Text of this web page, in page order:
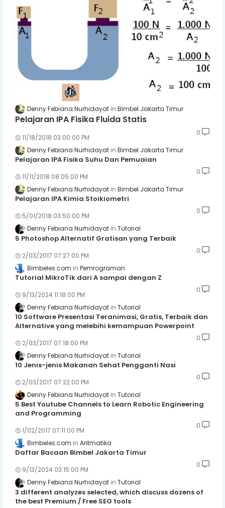
Denny Febiana Nurhidayat Bimbel Jakarta Timur
Pelajaran IPA Fisika Fluida Statis
11/18/2018 03:00:00 PM
0
Denny Febiana Nurhidayat Bimbel Jakarta Timur
Pelajaran IPA Fisika Suhu Dan Pemuaian
11/11/2018 08:05:00 PM
0
Denny Febiana Nurhidayat Bimbel Jakarta Timur
Pelajaran IPA Kimia Stoikiometri
5/01/2018 03:50:00 PM
0
Denny Febiana Nurhidayat Tutorial
5 Photoshop Alternatif Gratisan yang Terbaik
2/03/2017 07:27:00 PM
0
Bimbeles.com Pemrograman
Tutorial MikroTik dari A sampai dengan Z
9/13/2024 11:18:00 PM
0
Denny Febiana Nurhidayat Tutorial
10 Software Presentasi Teranimasi, Gratis, Terbaik dan
Alternative yang melebihi kemampuan Powerpoint
2/03/2017 07:18:00 PM
0
Denny Febiana Nurhidayat Tutorial
10 Jenis-jenis Makanan Sehat Pengganti Nasi
2/03/2017 07:22:00 PM
0
Denny Febiana Nurhidayat Tutorial
5 Best Youtube Channels to Learn Robotic Engineering
and Programming
1/02/2017 07:11:00 PM
0
Bimbeles.com Aritmatika
Daftar Bacaan Bimbel Jakarta Timur
9/13/2024 03:15:00 PM
0
Denny Febiana Nurhidayat Tutorial
3 different analyzes selected, which discuss dozens of
the best Premium / Free SEO tools